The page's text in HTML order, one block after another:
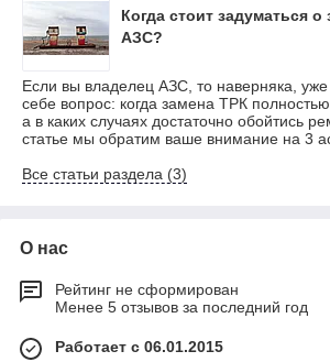
Когда стоит задуматься о
АЗС?
Если вы владелец АЗС, то наверняка, уже
себе вопрос: когда замена ТРК
а в каких случаях достаточно обойтись
статье мы обратим ваше внимание на 3
Все статьи раздела (3)
О нас
Рейтинг не сформирован
Менее 5 отзывов за последний год
Работает с 06.01.2015